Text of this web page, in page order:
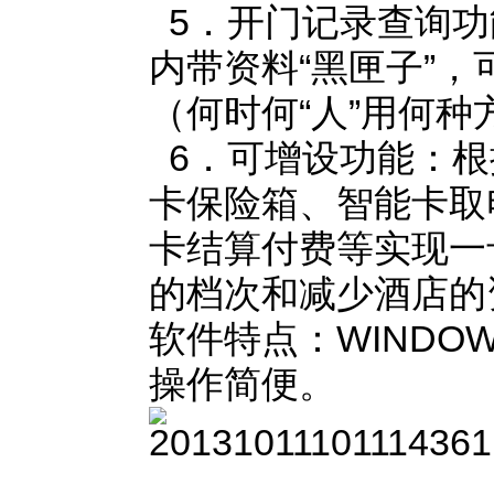
5．开门记录查询
内带资料“黑匣子”
（何时何“人”用何
6．可增设功能：
卡保险箱、智能卡
卡结算付费等实现
的档次和减少酒店
软件特点：
操作简便。